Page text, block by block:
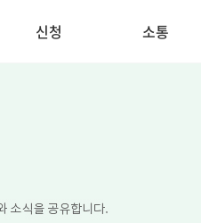
신청 소통